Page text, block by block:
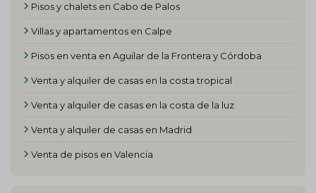
Pisos y chalets en Cabo de Palos
Villas y apartamentos en Calpe
Pisos en venta en Aguilar de la Frontera y Córdoba
Venta y alquiler de casas en la costa tropical
Venta y alquiler de casas en la costa de la luz
Venta y alquiler de casas en Madrid
Venta de pisos en Valencia